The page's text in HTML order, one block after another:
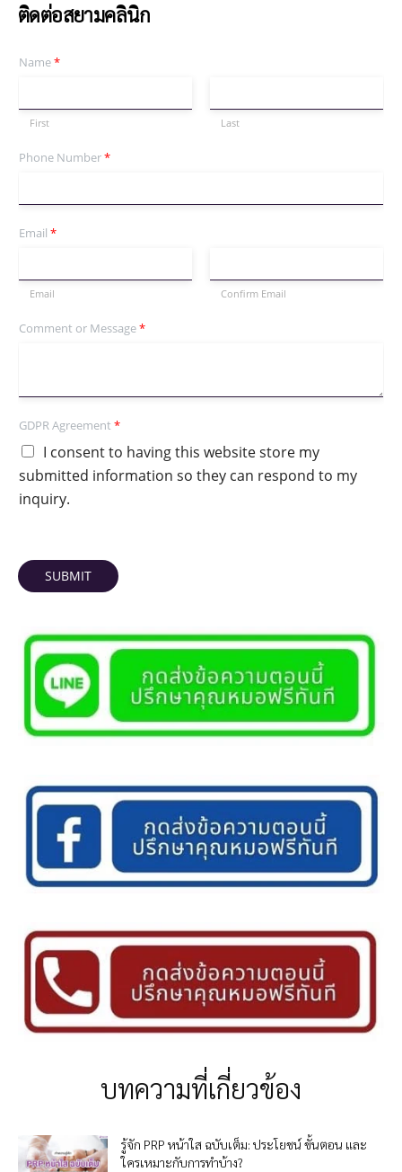
ติดต่อสยามคลินิก
Name*
First Last
Phone Number*
Email *
Email Confirm Email
Comment or Message*
GDPR Agreement *
I consent to having this website store my
submitted information so they can respond to my
inquiry.
SUBMIT
บทความที่เกี่ยวข้อง
รู้จัก PRP หน้าใส ฉบับเต็ม: ประโยชน์ ขั้นตอน และ
ใครเหมาะกับการทำบ้าง?